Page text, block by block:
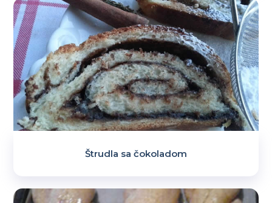
Štrudla sa čokoladom